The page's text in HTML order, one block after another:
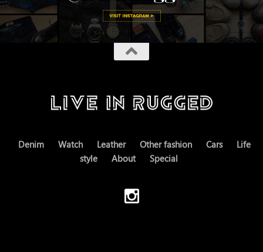
Denim Watch Leather Other fashion Cars
Life
style
About Special